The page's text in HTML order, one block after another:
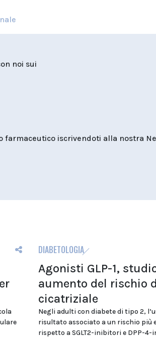
noi sui
iscrivendoti alla nostra
DIABETOLOGIA
Agonisti GLP-1,
aumento del rischio
cicatriziale
Negli adulti con diabete di tipo 2,
risultato associato a un rischio più
rispetto a SGLT2-inibitori e DPP-